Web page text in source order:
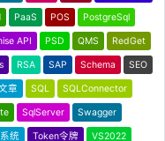
PaaS POS PostgreSql
API PSD QMS RedGet
RSA SAP Schema SEO
章 SQL SQLConnector
SqlServer Swagger
统 Token令牌 VS2022